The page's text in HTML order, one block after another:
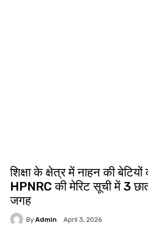
शिक्षा के क्षेत्र में नाहन की
HPNRC की मेरिट सूची में 3
जगह
By Admin April 3, 2026